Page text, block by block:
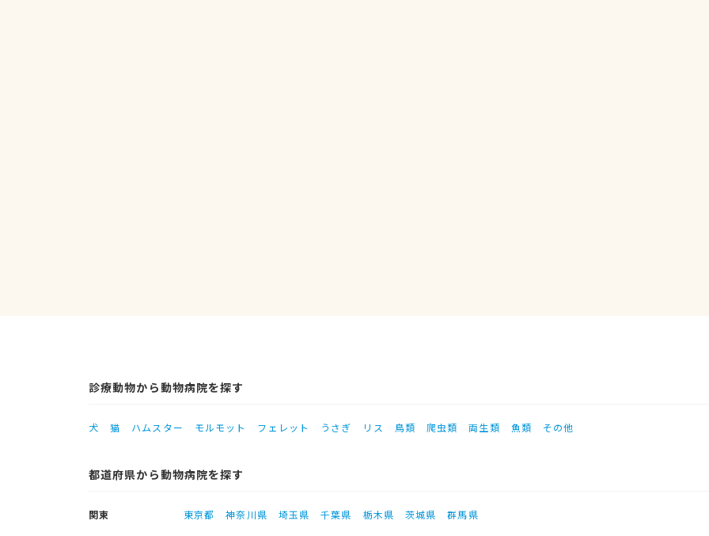
診療動物から動物病院を探す
犬 猫 ハムスター モルモット フェレット うさぎ リス 鳥類 爬虫類 両生類 魚類 その他
都道府県から動物病院を探す
関東 東京都 神奈川県 埼玉県 千葉県 栃木県 茨城県
群馬県